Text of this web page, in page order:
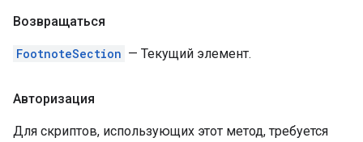
Возвращаться
FootnoteSection — Текущий элемент.
Авторизация
Для скриптов, использующих этот метод, требуется